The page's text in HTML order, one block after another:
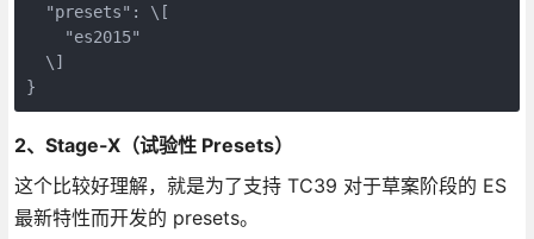
  "presets": \[
    "es2015"
  \]
}
2、Stage-X（试验性 Presets）
这个比较好理解，就是为了支持 TC39 对于草案阶段的 ES
最新特性而开发的 presets。